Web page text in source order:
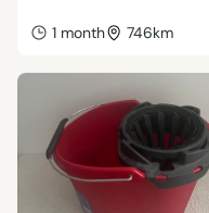
1 month 746km